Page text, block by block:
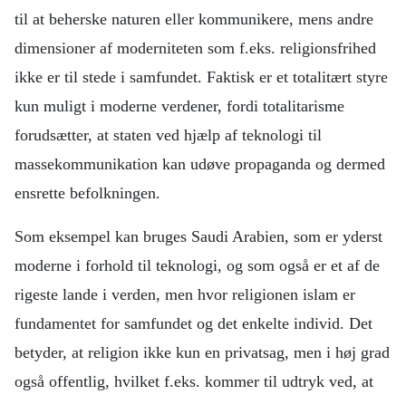
til at beherske naturen eller kommunikere, mens andre
dimensioner af moderniteten som f.eks. religionsfrihed
ikke er til stede i samfundet. Faktisk er et totalitært styre
kun muligt i moderne verdener, fordi totalitarisme
forudsætter, at staten ved hjælp af teknologi til
massekommunikation kan udøve propaganda og dermed
ensrette befolkningen.
Som eksempel kan bruges Saudi Arabien, som er yderst
moderne i forhold til teknologi, og som også er et af de
rigeste lande i verden, men hvor religionen islam er
fundamentet for samfundet og det enkelte individ. Det
betyder, at religion ikke kun en privatsag, men i høj grad
også offentlig, hvilket f.eks. kommer til udtryk ved, at